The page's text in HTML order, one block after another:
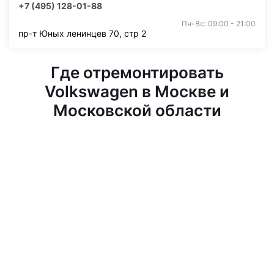
+7 (495) 128-01-88
Пн-Вс: 09:00 - 21:00
пр-т Юных ленинцев 70, стр 2
Где отремонтировать
Volkswagen в Москве и
Московской области